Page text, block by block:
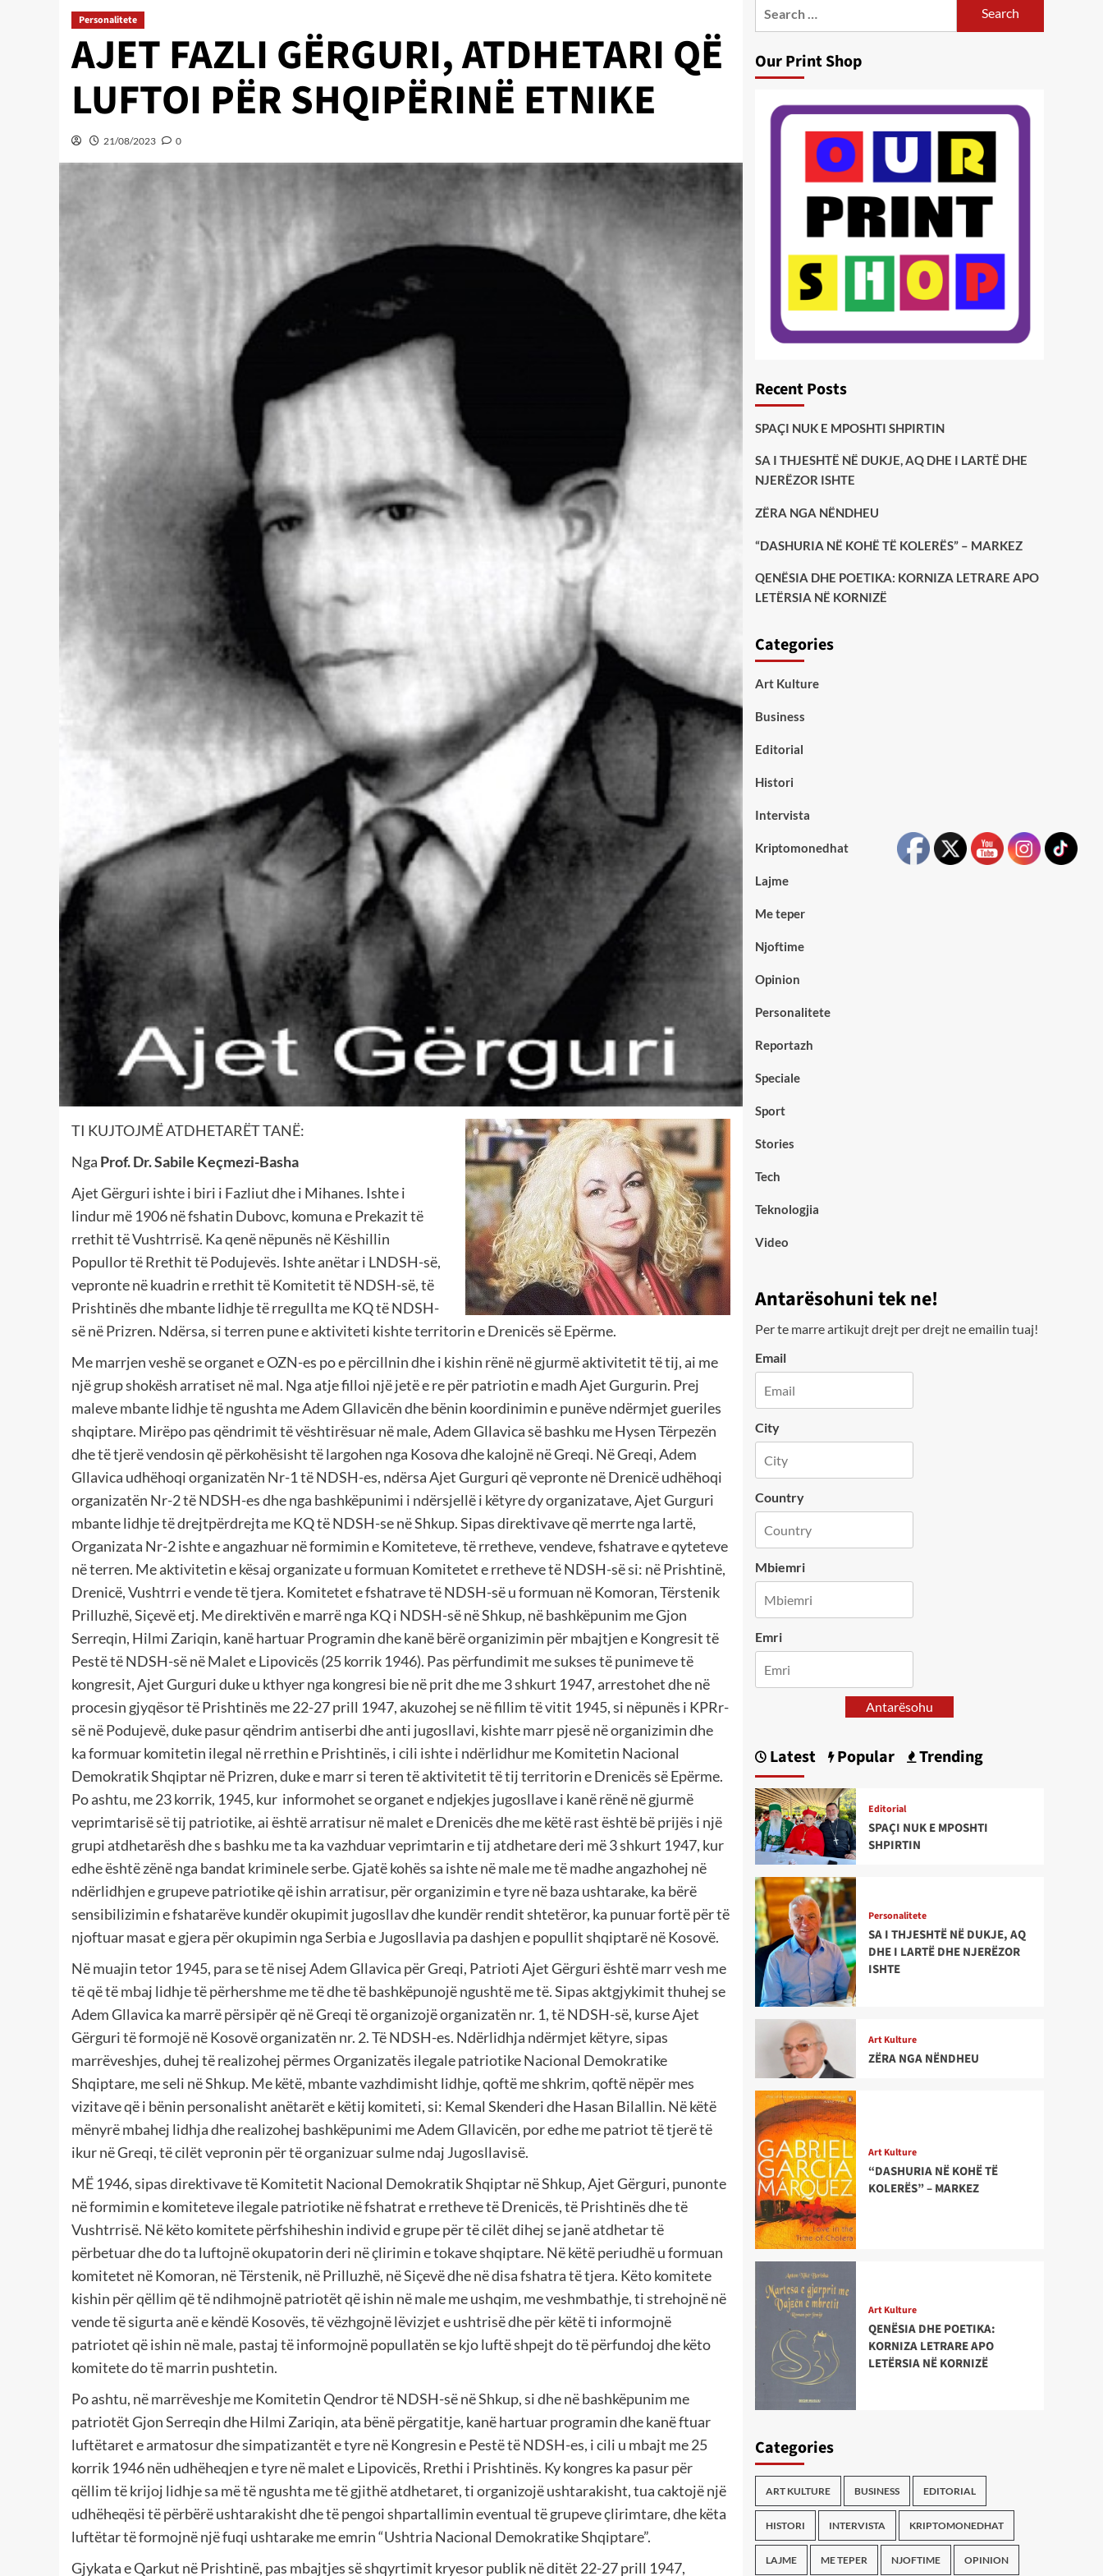
Personalitete
AJET FAZLI GËRGURI, ATDHETARI QË
LUFTOI PËR SHQIPËRINË ETNIKE
21/08/2023 0
TI KUJTOJMË ATDHETARËT TANË:
Nga Prof. Dr. Sabile Keçmezi-Basha
Ajet Gërguri ishte i biri i Fazliut dhe i Mihanes. Ishte i
lindur më 1906 në fshatin Dubovc, komuna e Prekazit të
rrethit të Vushtrrisë. Ka qenë nëpunës në Këshillin
Popullor të Rrethit të Podujevës. Ishte anëtar i LNDSH-së,
vepronte në kuadrin e rrethit të Komitetit të NDSH-së, të
Prishtinës dhe mbante lidhje të rregullta me KQ të NDSH-
së në Prizren. Ndërsa, si terren pune e aktiviteti kishte territorin e Drenicës së Epërme.
Me marrjen veshë se organet e OZN-es po e përcillnin dhe i kishin rënë në gjurmë aktivitetit të tij, ai me
një grup shokësh arratiset në mal. Nga atje filloi një jetë e re për patriotin e madh Ajet Gurgurin. Prej
maleve mbante lidhje të ngushta me Adem Gllavicën dhe bënin koordinimin e punëve ndërmjet gueriles
shqiptare. Mirëpo pas qëndrimit të vështirësuar në male, Adem Gllavica së bashku me Hysen Tërpezën
dhe të tjerë vendosin që përkohësisht të largohen nga Kosova dhe kalojnë në Greqi. Në Greqi, Adem
Gllavica udhëhoqi organizatën Nr-1 të NDSH-es, ndërsa Ajet Gurguri që vepronte në Drenicë udhëhoqi
organizatën Nr-2 të NDSH-es dhe nga bashkëpunimi i ndërsjellë i këtyre dy organizatave, Ajet Gurguri
mbante lidhje të drejtpërdrejta me KQ të NDSH-se në Shkup. Sipas direktivave që merrte nga lartë,
Organizata Nr-2 ishte e angazhuar në formimin e Komiteteve, të rretheve, vendeve, fshatrave e qyteteve
në terren. Me aktivitetin e kësaj organizate u formuan Komitetet e rretheve të NDSH-së si: në Prishtinë,
Drenicë, Vushtrri e vende të tjera. Komitetet e fshatrave të NDSH-së u formuan në Komoran, Tërstenik
Prilluzhë, Siçevë etj. Me direktivën e marrë nga KQ i NDSH-së në Shkup, në bashkëpunim me Gjon
Serreqin, Hilmi Zariqin, kanë hartuar Programin dhe kanë bërë organizimin për mbajtjen e Kongresit të
Pestë të NDSH-së në Malet e Lipovicës (25 korrik 1946). Pas përfundimit me sukses të punimeve të
kongresit, Ajet Gurguri duke u kthyer nga kongresi bie në prit dhe me 3 shkurt 1947, arrestohet dhe në
procesin gjyqësor të Prishtinës me 22-27 prill 1947, akuzohej se në fillim të vitit 1945, si nëpunës i KPRr-
së në Podujevë, duke pasur qëndrim antiserbi dhe anti jugosllavi, kishte marr pjesë në organizimin dhe
ka formuar komitetin ilegal në rrethin e Prishtinës, i cili ishte i ndërlidhur me Komitetin Nacional
Demokratik Shqiptar në Prizren, duke e marr si teren të aktivitetit të tij territorin e Drenicës së Epërme.
Po ashtu, me 23 korrik, 1945, kur informohet se organet e ndjekjes jugosllave i kanë rënë në gjurmë
veprimtarisë së tij patriotike, ai është arratisur në malet e Drenicës dhe me këtë rast është bë prijës i një
grupi atdhetarësh dhe s bashku me ta ka vazhduar veprimtarin e tij atdhetare deri më 3 shkurt 1947, kur
edhe është zënë nga bandat kriminele serbe. Gjatë kohës sa ishte në male me të madhe angazhohej në
ndërlidhjen e grupeve patriotike që ishin arratisur, për organizimin e tyre në baza ushtarake, ka bërë
sensibilizimin e fshatarëve kundër okupimit jugosllav dhe kundër rendit shtetëror, ka punuar fortë për të
njoftuar masat e gjera për okupimin nga Serbia e Jugosllavia pa dashjen e popullit shqiptarë në Kosovë.
Në muajin tetor 1945, para se të nisej Adem Gllavica për Greqi, Patrioti Ajet Gërguri është marr vesh me
të që të mbaj lidhje të përhershme me të dhe të bashkëpunojë ngushtë me të. Sipas aktgjykimit thuhej se
Adem Gllavica ka marrë përsipër që në Greqi të organizojë organizatën nr. 1, të NDSH-së, kurse Ajet
Gërguri të formojë në Kosovë organizatën nr. 2. Të NDSH-es. Ndërlidhja ndërmjet këtyre, sipas
marrëveshjes, duhej të realizohej përmes Organizatës ilegale patriotike Nacional Demokratike
Shqiptare, me seli në Shkup. Me këtë, mbante vazhdimisht lidhje, qoftë me shkrim, qoftë nëpër mes
vizitave që i bënin personalisht anëtarët e këtij komiteti, si: Kemal Skenderi dhe Hasan Bilallin. Në këtë
mënyrë mbahej lidhja dhe realizohej bashkëpunimi me Adem Gllavicën, por edhe me patriot të tjerë të
ikur në Greqi, të cilët vepronin për të organizuar sulme ndaj Jugosllavisë.
MË 1946, sipas direktivave të Komitetit Nacional Demokratik Shqiptar në Shkup, Ajet Gërguri, punonte
në formimin e komiteteve ilegale patriotike në fshatrat e rretheve të Drenicës, të Prishtinës dhe të
Vushtrrisë. Në këto komitete përfshiheshin individ e grupe për të cilët dihej se janë atdhetar të
përbetuar dhe do ta luftojnë okupatorin deri në çlirimin e tokave shqiptare. Në këtë periudhë u formuan
komitetet në Komoran, në Tërstenik, në Prilluzhë, në Siçevë dhe në disa fshatra të tjera. Këto komitete
kishin për qëllim që të ndihmojnë patriotët që ishin në male me ushqim, me veshmbathje, ti strehojnë në
vende të sigurta anë e këndë Kosovës, të vëzhgojnë lëvizjet e ushtrisë dhe për këtë ti informojnë
patriotet që ishin në male, pastaj të informojnë popullatën se kjo luftë shpejt do të përfundoj dhe këto
komitete do të marrin pushtetin.
Po ashtu, në marrëveshje me Komitetin Qendror të NDSH-së në Shkup, si dhe në bashkëpunim me
patriotët Gjon Serreqin dhe Hilmi Zariqin, ata bënë përgatitje, kanë hartuar programin dhe kanë ftuar
luftëtaret e armatosur dhe simpatizantët e tyre në Kongresin e Pestë të NDSH-es, i cili u mbajt me 25
korrik 1946 nën udhëheqjen e tyre në malet e Lipovicës, Rrethi i Prishtinës. Ky kongres ka pasur për
qëllim të krijoj lidhje sa më të ngushta me të gjithë atdhetaret, ti organizojë ushtarakisht, tua caktojë një
udhëheqësi të përbërë ushtarakisht dhe të pengoi shpartallimin eventual të grupeve çlirimtare, dhe këta
luftëtar të formojnë një fuqi ushtarake me emrin “Ushtria Nacional Demokratike Shqiptare”.
Gjykata e Qarkut në Prishtinë, pas mbajtjes së shqyrtimit kryesor publik në ditët 22-27 prill 1947,
Our Print Shop
Recent Posts
SPAÇI NUK E MPOSHTI SHPIRTIN
SA I THJESHTË NË DUKJE, AQ DHE I LARTË DHE
NJERËZOR ISHTE
ZËRA NGA NËNDHEU
“DASHURIA NË KOHË TË KOLERËS” – MARKEZ
QENËSIA DHE POETIKA: KORNIZA LETRARE APO
LETËRSIA NË KORNIZË
Categories
Art Kulture
Business
Editorial
Histori
Intervista
Kriptomonedhat
Lajme
Me teper
Njoftime
Opinion
Personalitete
Reportazh
Speciale
Sport
Stories
Tech
Teknologjia
Video
Antarësohuni tek ne!
Per te marre artikujt drejt per drejt ne emailin tuaj!
Email
City
Country
Mbiemri
Emri
Antarësohu
Latest Popular Trending
Editorial
SPAÇI NUK E MPOSHTI
SHPIRTIN
Personalitete
SA I THJESHTË NË DUKJE, AQ
DHE I LARTË DHE NJERËZOR
ISHTE
Art Kulture
ZËRA NGA NËNDHEU
Art Kulture
“DASHURIA NË KOHË TË
KOLERËS” – MARKEZ
Art Kulture
QENËSIA DHE POETIKA:
KORNIZA LETRARE APO
LETËRSIA NË KORNIZË
Categories
ART KULTURE BUSINESS EDITORIAL
HISTORI INTERVISTA KRIPTOMONEDHAT
LAJME ME TEPER NJOFTIME OPINION